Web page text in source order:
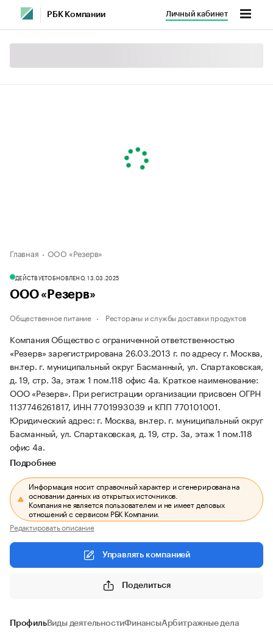
РБК Компании Личный кабинет
Главная ООО «Резерв»
ДЕЙСТВУЕТОБНОВЛЕНО, 13.03.2025
ООО «Резерв»
Общественное питание Рестораны и службы доставки продуктов
Компания Общество с ограниченной ответственностью
«Резерв» зарегистрирована 26.03.2013 г. по адресу г. Москва,
вн.тер. г. муниципальный округ Басманный, ул. Спартаковская,
д. 19, стр. 3а, этаж 1 пом.118 офис 4а. Краткое наименование:
ООО «Резерв». При регистрации организации присвоен ОГРН
1137746261817, ИНН 7701993039 и КПП 770101001.
Юридический адрес: г. Москва, вн.тер. г. муниципальный округ
Басманный, ул. Спартаковская, д. 19, стр. 3а, этаж 1 пом.118
офис 4а.
Подробнее
Информация носит справочный характер и сгенерирована на
основании данных из открытых источников.
Компания не является пользователем и не имеет деловых
отношений с сервисом РБК Компании.
Редактировать описание
Управлять компанией
Поделиться
ПрофильВиды деятельностиФинансыАрбитражные дела